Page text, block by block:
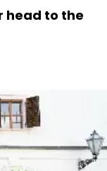
head to the